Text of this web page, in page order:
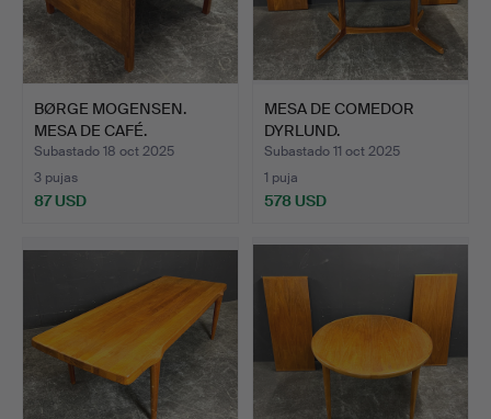
BØRGE MOGENSEN.
MESA DE CAFÉ.
Subastado 18 oct 2025
3 pujas
87 USD
MESA DE COMEDOR
DYRLUND.
Subastado 11 oct 2025
1 puja
578 USD